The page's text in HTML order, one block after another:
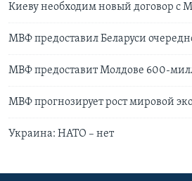
Киеву необходим новый договор с
МВФ предоставил Беларуси
МВФ предоставит Молдове 600-
МВФ прогнозирует рост мировой
Украина: НАТО – нет